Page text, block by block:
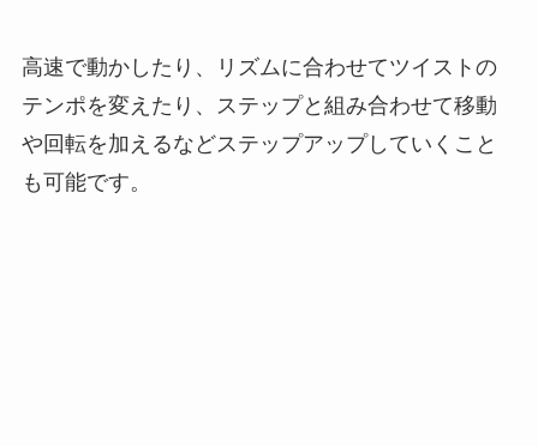
高速で動かしたり、リズムに合わせてツイストの
テンポを変えたり、ステップと組み合わせて移動
や回転を加えるなどステップアップしていくこと
も可能です。